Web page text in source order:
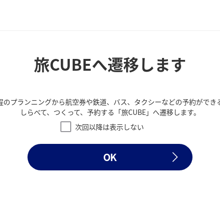
旅CUBEへ遷移します
のプランニングから航空券や鉄道、バス、タクシーなどの予約ができ
しらべて、つくって、予約する「旅CUBE」へ遷移します。
次回以降は表示しない
OK